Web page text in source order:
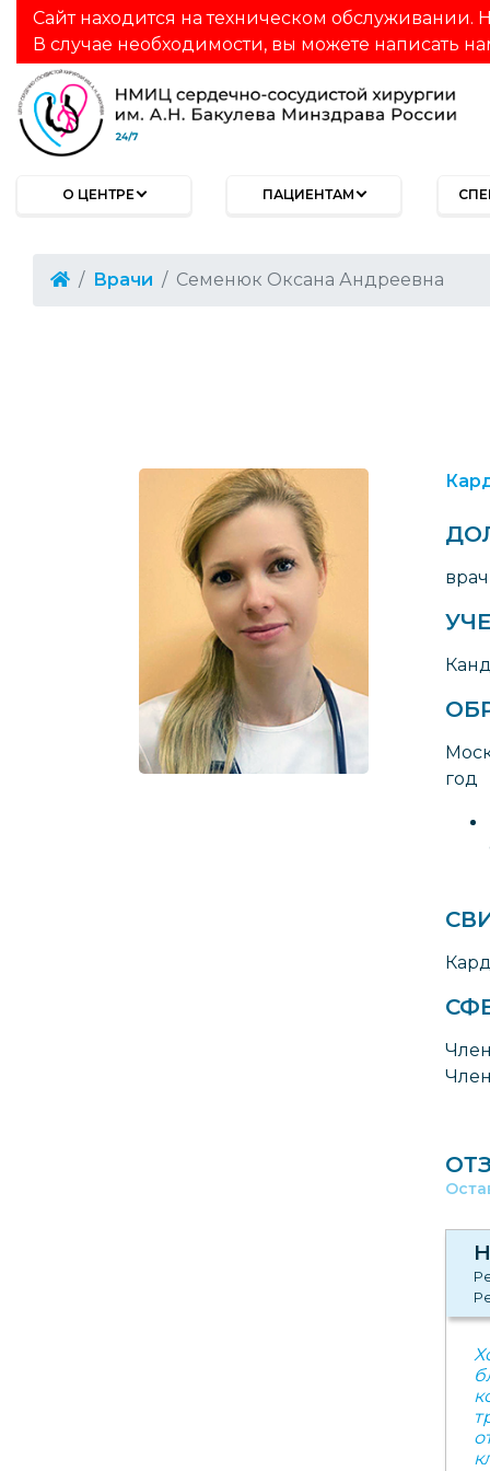
Сайт находится на техническом обслуживании.
В случае необходимости, вы можете написать
О ЦЕНТРЕ ПАЦИЕНТАМ
Врачи Семенюк Оксана Андреевна
год